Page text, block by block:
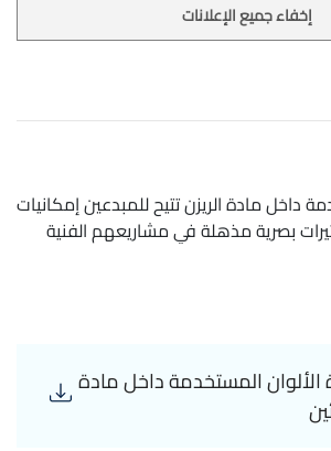
إخفاء جميع الإعلانات
داخل مادة الريزن تتيح للمبدعين إمكانيات
بصرية مذهلة في مشاريعهم الفنية
ملونة، أصباغ كحولية، ألوان ميتاليك
قوية وبراقة، في حين تُستخدم الأصباغ
شفافة ومتموجة. الألوان الميتاليك
للمشاريع، بينما تمنح أصباغ الميكا
المستخدمة داخل مادة